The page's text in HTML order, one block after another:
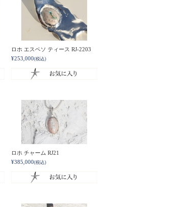
ロホ エスペソ ティース RJ-2203
¥253,000(税込)
ロホ チャーム RJ21
¥385,000(税込)